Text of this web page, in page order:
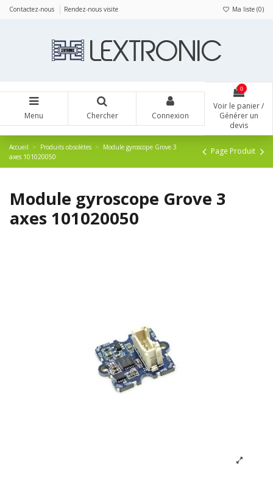
Contactez-nous Rendez-nous visite Ma liste (0)
Menu Chercher Connexion
0
Voir le panier /
Générer un
devis
Accueil Produits obsolètes
Module gyroscope Grove 3
axes 101020050
Page Produit
Module gyroscope Grove 3
axes 101020050
Panneau de gestion des cookies